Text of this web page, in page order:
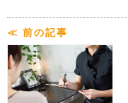
≪ 前の記事